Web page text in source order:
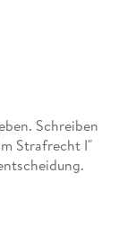
Schreiben
Strafrecht I"